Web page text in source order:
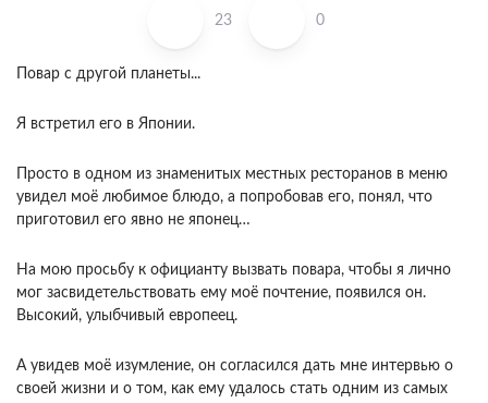
23 0
Повар с другой планеты...
Я встретил его в Японии.
Просто в одном из знаменитых местных ресторанов в меню
увидел моё любимое блюдо, а попробовав его, понял, что
приготовил его явно не японец…
На мою просьбу к официанту вызвать повара, чтобы я лично
мог засвидетельствовать ему моё почтение, появился он.
Высокий, улыбчивый европеец.
А увидев моё изумление, он согласился дать мне интервью о
своей жизни и о том, как ему удалось стать одним из самых